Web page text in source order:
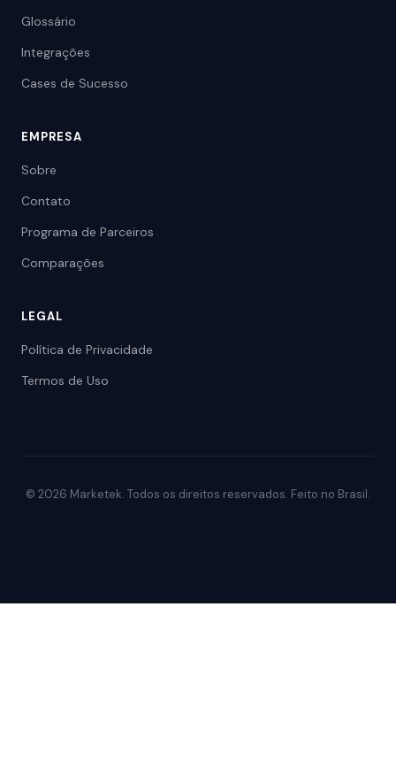
Glossário
Integrações
Cases de Sucesso
EMPRESA
Sobre
Contato
Programa de Parceiros
Comparações
LEGAL
Política de Privacidade
Termos de Uso
© 2026 Marketek. Todos os direitos reservados. Feito no Brasil.